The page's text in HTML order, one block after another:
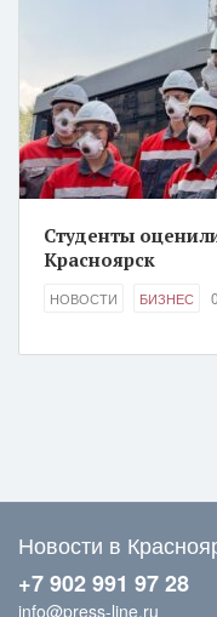
Студенты
Красноярск
НОВОСТИ БИЗНЕС
Новости в
+7 902 991 97 28
info@press-line.ru